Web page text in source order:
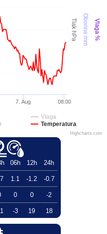
Tlak hPa Oborine mm Vlaga %
Vlaga
Temperatura
7. Aug 08:00
Highcharts.com
06h 12h 24h
1.1 -1.2 -0.7
0 0 -2
-3 19 18